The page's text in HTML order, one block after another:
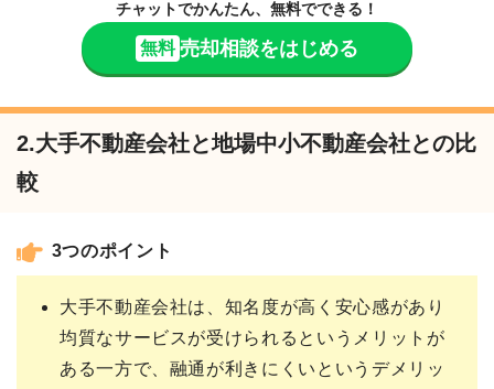
チャットでかんたん、無料でできる！
無料 売却相談をはじめる
2.大手不動産会社と地場中小不動産会社との比
較
3つのポイント
大手不動産会社は、知名度が高く安心感があり
均質なサービスが受けられるというメリットが
ある一方で、融通が利きにくいというデメリッ